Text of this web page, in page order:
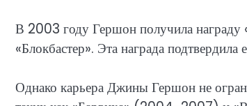
В 2003 году Гершон получила награду
«Блокбастер». Эта награда
Однако карьера Джины Гершон не